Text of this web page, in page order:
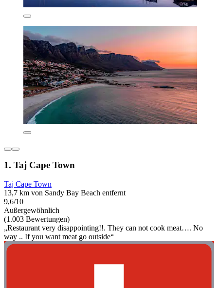
1. Taj Cape Town
Taj Cape Town
13,7 km von Sandy Bay Beach entfernt
9,6/10
Außergewöhnlich
(1.003 Bewertungen)
„Restaurant very disappointing!!. They can not cook meat…. No
way .. If you want meat go outside“